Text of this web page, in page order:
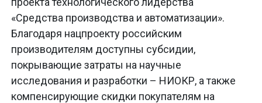
«Средства производства и автоматизации».
Благодаря нацпроекту российским
производителям доступны субсидии,
покрывающие затраты на научные
исследования и разработки – НИОКР, а также
компенсирующие скидки покупателям на